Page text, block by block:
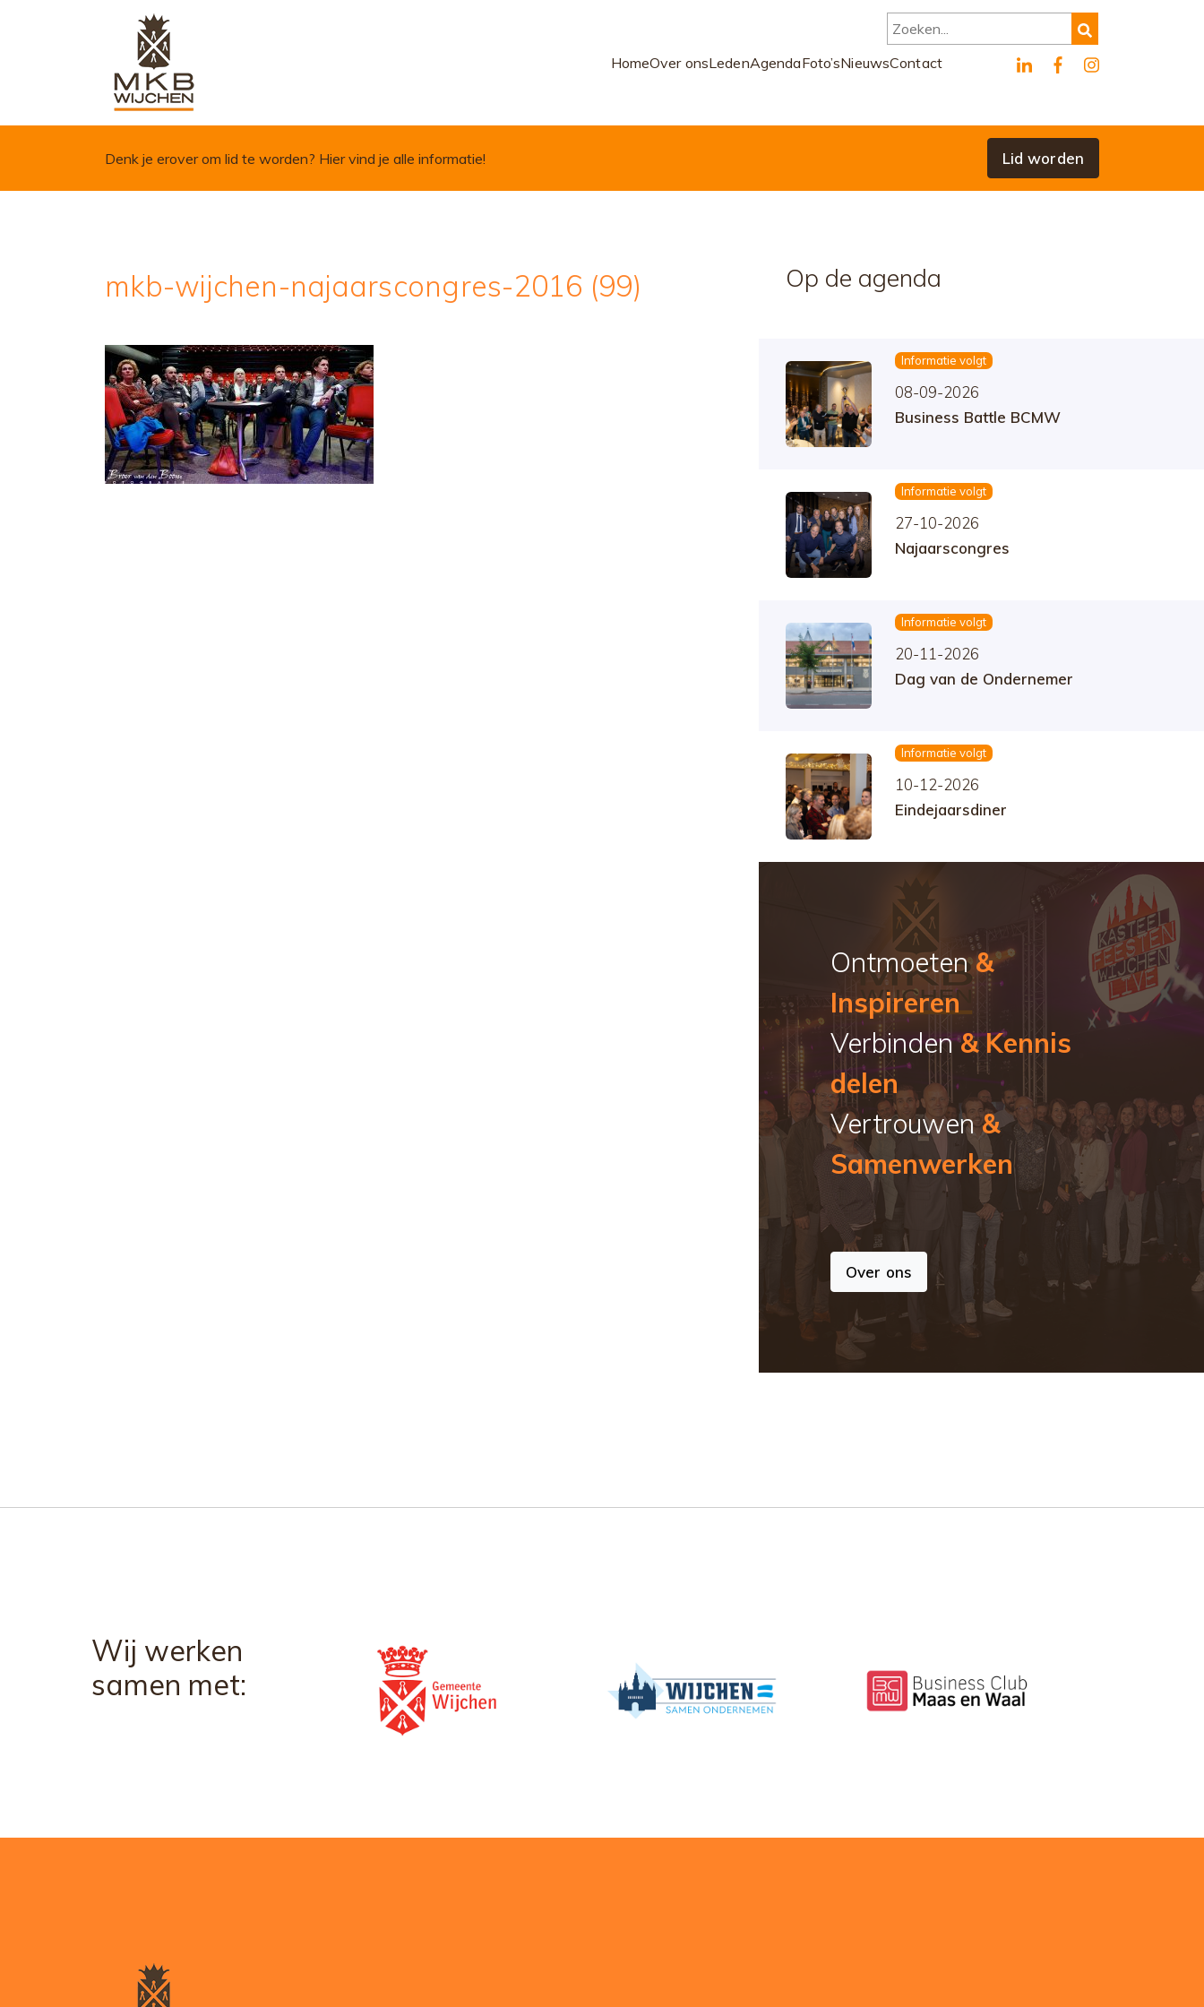
HomeOver onsLedenAgendaFoto’sNieuwsContact
Zoeken...
Denk je erover om lid te worden? Hier vind je alle informatie! Lid worden
mkb-wijchen-najaarscongres-2016 (99) Op de agenda
Informatie volgt
08-09-2026
Business Battle BCMW
Informatie volgt
27-10-2026
Najaarscongres
Informatie volgt
20-11-2026
Dag van de Ondernemer
Informatie volgt
10-12-2026
Eindejaarsdiner
Ontmoeten&
Inspireren
Verbinden& Kennis
delen
Vertrouwen&
Samenwerken
Over ons
Wij werken
samen met: